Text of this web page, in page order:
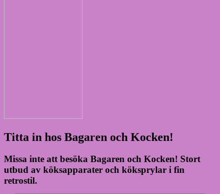
Titta in hos Bagaren och Kocken!
Missa inte att besöka Bagaren och Kocken! Stort
utbud av köksapparater och köksprylar i fin
retrostil.